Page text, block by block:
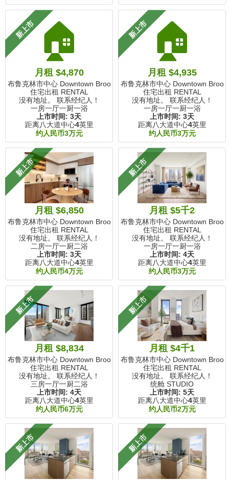
新上市🏠
月租 $4,870
布鲁克林市中心 Downtown Brooklyn, NY
住宅出租 RENTAL
没有地址。 联系经纪人！
一房一厅一厨一浴
上市时间: 3天
距离八大道中心4英里
约人民币3万元
新上市🏠
月租 $4,935
布鲁克林市中心 Downtown
住宅出租 RENTAL
没有地址。 联系经纪人！
一房一厅一厨一浴
上市时间: 3天
距离八大道中心4英里
约人民币3万元
新上市
月租 $6,850
布鲁克林市中心 Downtown Brooklyn, NY
住宅出租 RENTAL
没有地址。 联系经纪人！
二房一厅一厨二浴
上市时间: 3天
距离八大道中心4英里
约人民币4万元
新上市
月租 $5千2
布鲁克林市中心 Downtown
住宅出租 RENTAL
没有地址。 联系经纪人！
一房一厅一厨一浴
上市时间: 4天
距离八大道中心4英里
约人民币3万元
新上市
月租 $8,834
布鲁克林市中心 Downtown Brooklyn, NY
住宅出租 RENTAL
没有地址。 联系经纪人！
三房一厅一厨二浴
上市时间: 4天
距离八大道中心4英里
约人民币6万元
新上市
月租 $4千1
布鲁克林市中心 Downtown
住宅出租 RENTAL
没有地址。 联系经纪人！
统舱 STUDIO
上市时间: 5天
距离八大道中心4英里
约人民币2万元
新上市 新上市